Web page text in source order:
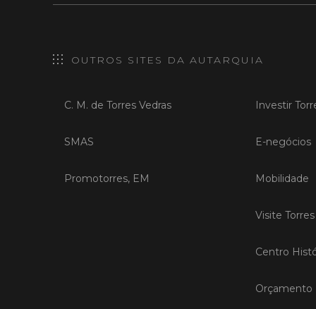
OUTROS SITES DA AUTARQUIA
C. M. de Torres Vedras
SMAS
Promotorres, EM
Investir
E-negócios
Mobilidade
Visite
Centro
Orçamento